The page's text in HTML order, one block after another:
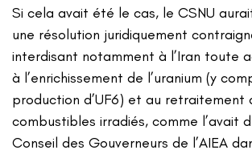
Si cela avait été le cas, le CSNU
une résolution juridiquement
interdisant notamment à l’Iran toute
à l’enrichissement de l’uranium (y
production d’UF6) et au retraitement
combustibles irradiés, comme l’avait
Conseil des Gouverneurs de l’AIEA